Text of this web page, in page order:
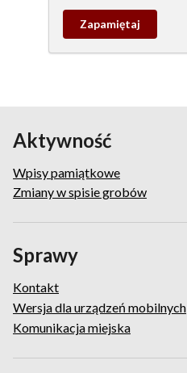
Zapamietaj
wpis
Aktywność
Wpisy pamiątkowe
Zmiany w spisie grobów
Sprawy
Kontakt
Wersja dla urządzeń mobilnych
Komunikacja miejska